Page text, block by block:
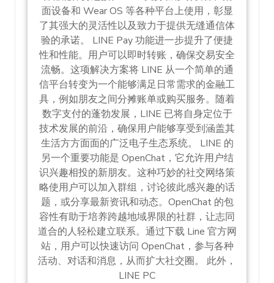
面设备和 Wear OS 等各种平台上使用，彰显
了其强大的灵活性以及致力于提供无缝通信体
验的承诺。 LINE Pay 功能进一步提升了便捷
性和性能。用户可以即时转账，确保交易安全
流畅。这项解决方案将 LINE 从一个简单的通
信平台转变为一个能够满足日常需求的金融工
具，例如朋友之间分摊账单或购买服务。随着
数字支付的蓬勃发展，LINE 已将自身定位于
技术发展的前沿，确保用户能够享受到涵盖其
生活方方面面的广泛电子生态系统。 LINE 的
另一个重要功能是 OpenChat，它允许用户结
识兴趣相投的新朋友。这种巧妙的社交网络策
略使用户可以加入群组，讨论彼此感兴趣的话
题，或分享最新资讯和动态。OpenChat 的包
容性有助于培养跨越地域界限的社群，让志同
道合的人轻松建立联系。通过下载 Line 官方网
站，用户可以快速访问 OpenChat，参与各种
活动、对话和消息，从而扩大社交圈。 此外，
LINE PC